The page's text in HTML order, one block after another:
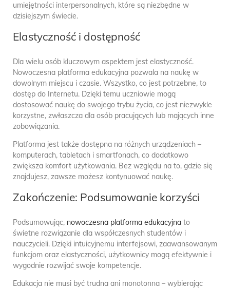
umiejętności interpersonalnych, które są niezbędne w
dzisiejszym świecie.
Elastyczność i dostępność
Dla wielu osób kluczowym aspektem jest elastyczność.
Nowoczesna platforma edukacyjna pozwala na naukę w
dowolnym miejscu i czasie. Wszystko, co jest potrzebne, to
dostęp do Internetu. Dzięki temu uczniowie mogą
dostosować naukę do swojego trybu życia, co jest niezwykle
korzystne, zwłaszcza dla osób pracujących lub mających inne
zobowiązania.
Platforma jest także dostępna na różnych urządzeniach –
komputerach, tabletach i smartfonach, co dodatkowo
zwiększa komfort użytkowania. Bez względu na to, gdzie się
znajdujesz, zawsze możesz kontynuować naukę.
Zakończenie: Podsumowanie korzyści
Podsumowując, nowoczesna platforma edukacyjna to
świetne rozwiązanie dla współczesnych studentów i
nauczycieli. Dzięki intuicyjnemu interfejsowi, zaawansowanym
funkcjom oraz elastyczności, użytkownicy mogą efektywnie i
wygodnie rozwijać swoje kompetencje.
Edukacja nie musi być trudna ani monotonna – wybierając